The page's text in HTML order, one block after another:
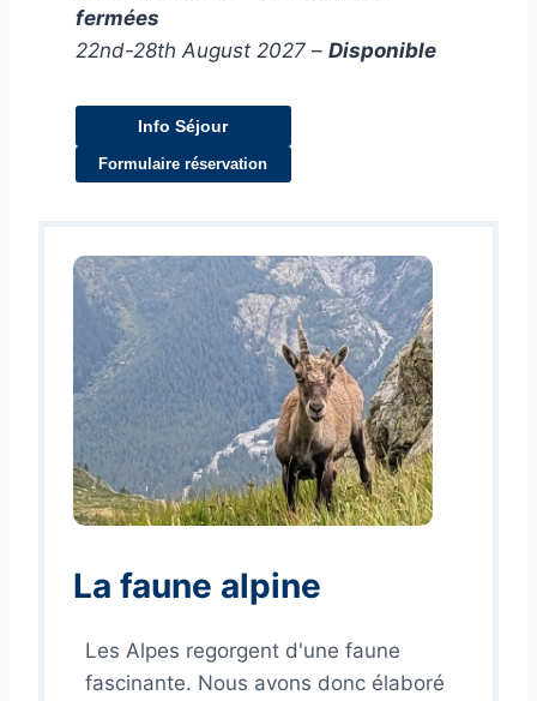
fermées
22nd-28th August 2027– Disponible
Info Séjour
Formulaire réservation
La faune alpine
Les Alpes regorgent d'une faune
fascinante. Nous avons donc élaboré